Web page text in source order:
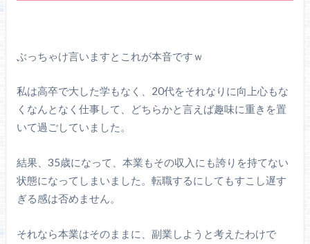
ぶっちゃけ言いますとこれが本音ですｗ
私は高卒で大した学もなく、20代をそれなりに向上心もな
くなんとなく仕事して、どちらかと言えば趣味に重きを置
いて過ごしていました。
結果、35歳になって、本業もその収入にも誇りを持てない
状態になってしまいました。転職するにしてもすこし遅す
ぎる感は否めません。
それなら本業はそのままに、副業しようと考えたわけで